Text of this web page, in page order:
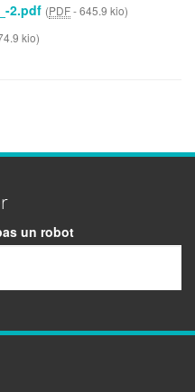
2.pdf (PDF-645.9 kio)
kio)
un robot